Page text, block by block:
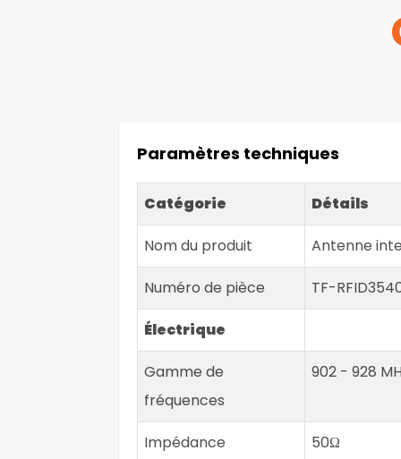
Paramètres techniques
Catégorie Détails
Nom du produit Antenne
Numéro de pièce TF-
Électrique
Gamme de
fréquences
902 - 928
Impédance 50Ω